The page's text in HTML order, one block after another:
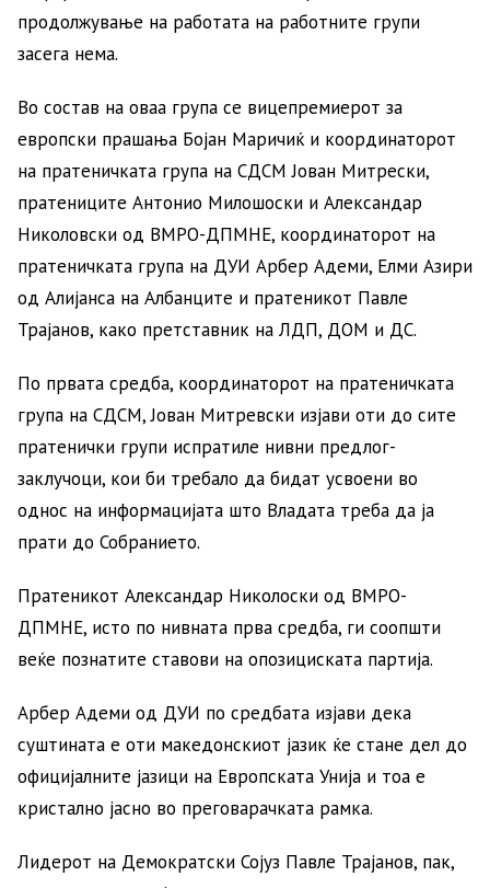
продолжување на работата на работните групи
засега нема.
Во состав на оваа група се вицепремиерот за
европски прашања Бојан Маричиќ и координаторот
на пратеничката група на СДСМ Јован Митрески,
пратениците Антонио Милошоски и Александар
Николовски од ВМРО-ДПМНЕ, координаторот на
пратеничката група на ДУИ Арбер Адеми, Елми Азири
од Алијанса на Албанците и пратеникот Павле
Трајанов, како претставник на ЛДП, ДОМ и ДС.
По првата средба, координаторот на пратеничката
група на СДСМ, Јован Митревски изјави оти до сите
пратенички групи испратиле нивни предлог-
заклучоци, кои би требало да бидат усвоени во
однос на информацијата што Владата треба да ја
прати до Собранието.
Пратеникот Александар Николоски од ВМРО-
ДПМНЕ, исто по нивната прва средба, ги соопшти
веќе познатите ставови на опозициската партија.
Арбер Адеми од ДУИ по средбата изјави дека
суштината е оти македонскиот јазик ќе стане дел до
официјалните јазици на Европската Унија и тоа е
кристално јасно во преговарачката рамка.
Лидерот на Демократски Сојуз Павле Трајанов, пак,